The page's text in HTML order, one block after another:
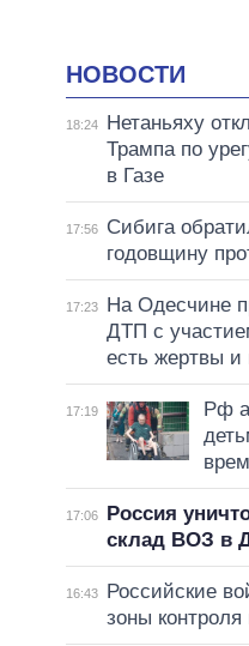
НОВОСТИ
18:24
Нетаньяху
Трампа по
в Газе
17:56
Сибига
годовщину
17:23
На Одесчине
ДТП с
есть жертвы
17:19
Рф
17:06
Россия
склад ВОЗ в
16:43
Российские
зоны